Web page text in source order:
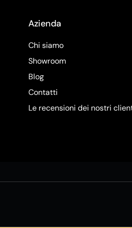
Azienda
Chi siamo
Showroom
Blog
Contatti
Le recensioni dei nostri